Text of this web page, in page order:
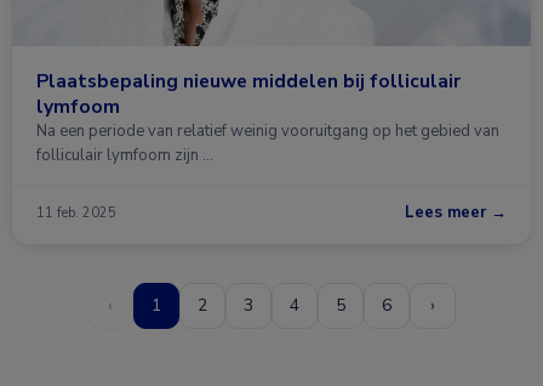
Plaatsbepaling nieuwe middelen bij folliculair
lymfoom
Na een periode van relatief weinig vooruitgang op het gebied van
folliculair lymfoom zijn …
11 feb. 2025 Lees meer →
‹ 1 2 3 4 5 6 ›